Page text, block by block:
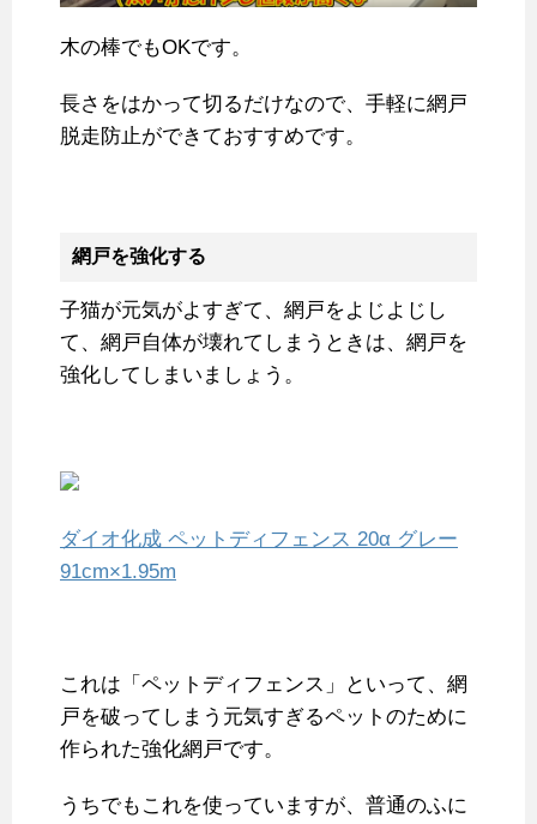
木の棒でもOKです。
長さをはかって切るだけなので、手軽に網戸
脱走防止ができておすすめです。
網戸を強化する
子猫が元気がよすぎて、網戸をよじよじし
て、網戸自体が壊れてしまうときは、網戸を
強化してしまいましょう。
ダイオ化成 ペットディフェンス 20α グレー
91cm×1.95m
これは「ペットディフェンス」といって、網
戸を破ってしまう元気すぎるペットのために
作られた強化網戸です。
うちでもこれを使っていますが、普通のふに